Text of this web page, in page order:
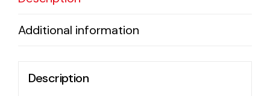
Solar lighting
Additional information
Description